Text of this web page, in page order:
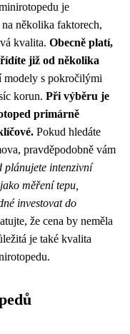
je
několika faktorech,
kvalita. Obecně platí,
již od několika
modely s pokročilými
korun. Při výběru je
primárně
Pokud hledáte
pravděpodobně vám
plánujete intenzivní
měření tepu,
investovat do
že cena by neměla
je také kvalita